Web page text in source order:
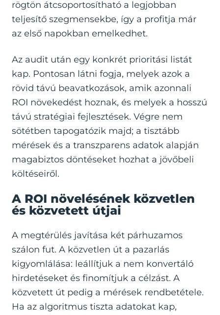
rögtön átcsoportosítható a legjobban
teljesítő szegmensekbe, így a profitja már
az első napokban emelkedhet.
Az audit után egy konkrét prioritási listát
kap. Pontosan látni fogja, melyek azok a
rövid távú beavatkozások, amik azonnali
ROI növekedést hoznak, és melyek a hosszú
távú stratégiai fejlesztések. Végre nem
sötétben tapogatózik majd; a tisztább
mérések és a transzparens adatok alapján
magabiztos döntéseket hozhat a jövőbeli
költéseiről.
A ROI növelésének közvetlen
és közvetett útjai
A megtérülés javítása két párhuzamos
szálon fut. A közvetlen út a pazarlás
kigyomlálása: leállítjuk a nem konvertáló
hirdetéseket és finomítjuk a célzást. A
közvetett út pedig a mérések rendbetétele.
Ha az algoritmus tiszta adatokat kap,